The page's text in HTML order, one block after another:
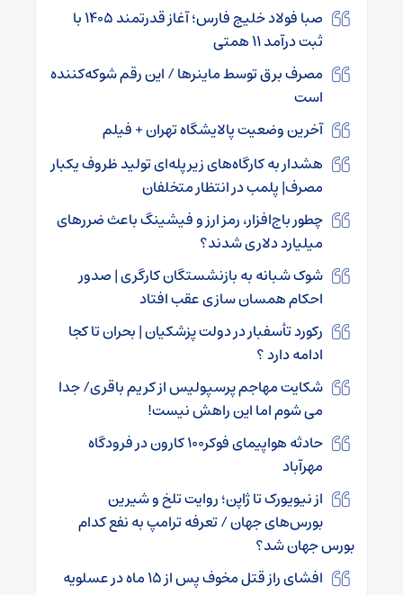
صبا فولاد خلیج ‌فارس؛ آغاز قدرتمند ۱۴۰۵ با
ثبت درآمد ۱۱ همتی
مصرف برق توسط ماینرها / این رقم شوکه‌کننده
است
آخرین وضعیت پالایشگاه تهران + فیلم
هشدار به کارگاه‌های زیرپله‌ای تولید ظروف یکبار
مصرف| پلمب در انتظار متخلفان
چطور باج‌افزار، رمز ارز و فیشینگ باعث ضررهای
میلیارد دلاری شدند؟
شوک شبانه به بازنشستگان کارگری | صدور
احکام همسان سازی عقب افتاد
رکورد تأسفبار در دولت پزشکیان | بحران تا کجا
ادامه دارد ؟
شکایت مهاجم پرسپولیس از کریم باقری/ جدا
می شوم اما این راهش نیست!
حادثه هواپیمای فوکر۱۰۰ کارون در فرودگاه
مهرآباد
از نیویورک تا ژاپن؛ روایت تلخ و شیرین
بورس‌های جهان / تعرفه ترامپ به نفع کدام
بورس جهان شد؟
افشای راز قتل مخوف پس از ۱۵ ماه در عسلویه